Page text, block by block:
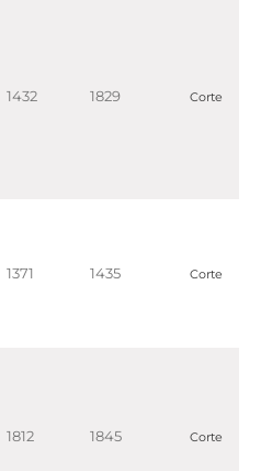
1432 1829 Corte
1371 1435 Corte
1812 1845 Corte